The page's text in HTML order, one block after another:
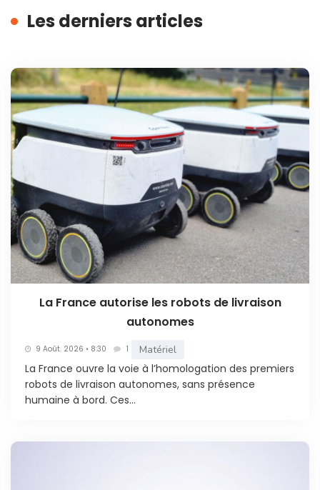
Les derniers articles
La France autorise les robots de livraison
autonomes
9 Août. 2026 • 8:30 1 Matériel
La France ouvre la voie à l’homologation des premiers
robots de livraison autonomes, sans présence
humaine à bord. Ces...